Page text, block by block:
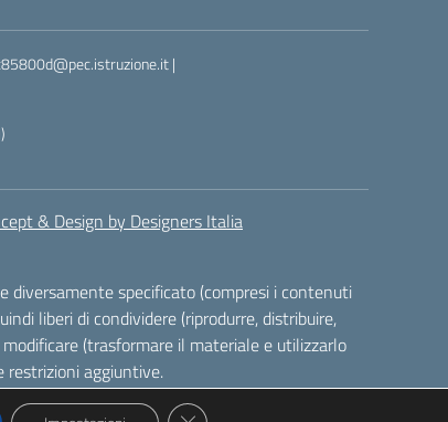
|
& Design by Designers Italia
diversamente specificato (compresi i contenuti
liberi di condividere (riprodurre, distribuire,
(trasformare il materiale e utilizzarlo
restrizioni aggiuntive.
Close GDPR Cookie Banner